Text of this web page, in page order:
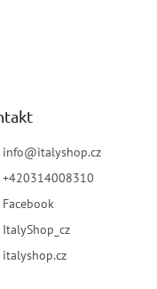
info@italyshop.cz
+420314008310
Facebook
ItalyShop_cz
italyshop.cz